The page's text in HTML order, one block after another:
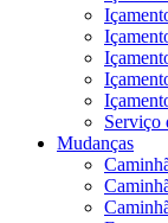
Serviço
Mudanças